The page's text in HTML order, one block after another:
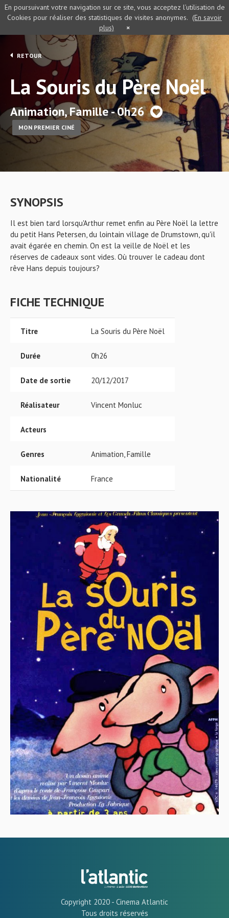
RETOUR
La Souris du Père Noël
Animation, Famille - 0h26
MON PREMIER CINÉ
SYNOPSIS
Il est bien tard lorsqu'Arthur remet enfin au Père Noël la lettre
du petit Hans Petersen, du lointain village de Drumstown, qu'il
avait égarée en chemin. On est la veille de Noël et les
réserves de cadeaux sont vides. Où trouver le cadeau dont
rêve Hans depuis toujours?
FICHE TECHNIQUE
Titre La Souris du Père Noël
Durée 0h26
Date de sortie 20/12/2017
Réalisateur Vincent Monluc
Acteurs
Genres Animation, Famille
Nationalité France
Copyright 2020 - Cinema Atlantic
Tous droits réservés
En poursuivant votre navigation sur ce site, vous acceptez l’utilisation de
Cookies pour réaliser des statistiques de visites anonymes. (En savoir
plus)
×